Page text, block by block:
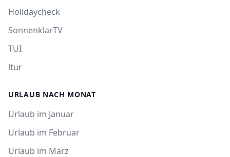
Holidaycheck
SonnenklarTV
TUI
ltur
URLAUB NACH MONAT
Urlaub im Januar
Urlaub im Februar
Urlaub im März